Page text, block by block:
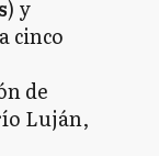
) y
cinco
de
Luján,